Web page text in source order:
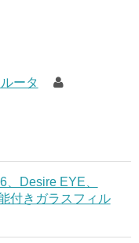
ータ
、Desire EYE、
付きガラスフィル